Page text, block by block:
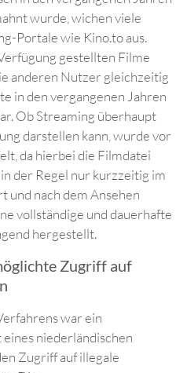
wurde, wichen viele
Portale wie Kino.to aus.
gestellten Filme
anderen Nutzer gleichzeitig
in den vergangenen Jahren
Ob Streaming überhaupt
darstellen kann, wurde vor
da hierbei die Filmdatei
der Regel nur kurzzeitig im
und nach dem Ansehen
vollständige und dauerhafte
hergestellt.
Zugriff auf
war ein
niederländischen
Zugriff auf illegale